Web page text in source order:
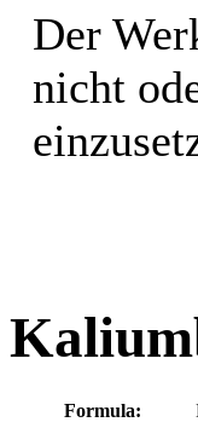
Der
nicht
Formula: